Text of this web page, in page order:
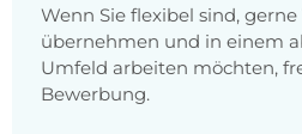
Wenn Sie flexibel sind,
übernehmen und in einem
Umfeld arbeiten möchten,
Bewerbung.